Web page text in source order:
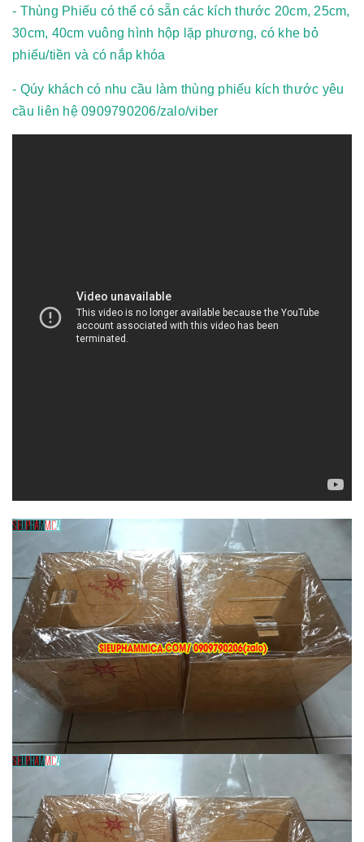
- Thùng Phiếu có thể có sẵn các kích thước 20cm, 25cm,
30cm, 40cm vuông hình hộp lặp phương, có khe bỏ
phiếu/tiền và có nắp khóa
- Qúy khách có nhu cầu làm thùng phiếu kích thước yêu
cầu liên hệ 0909790206/zalo/viber